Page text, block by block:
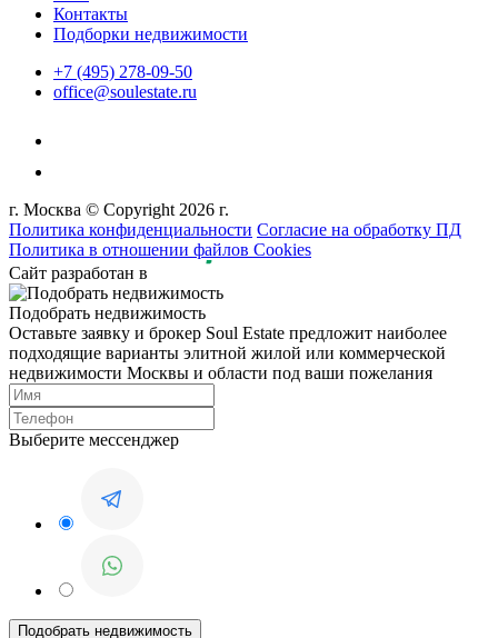
Контакты
Подборки недвижимости
+7 (495) 278-09-50
office@soulestate.ru
г. Москва © Copyright 2026 г.
Политика конфиденциальности Согласие на обработку ПД
Политика в отношении файлов Cookies
Сайт разработан в
Подобрать недвижимость
Оставьте заявку и брокер Soul Estate предложит наиболее
подходящие варианты элитной жилой или коммерческой
недвижимости Москвы и области под ваши пожелания
Выберите мессенджер